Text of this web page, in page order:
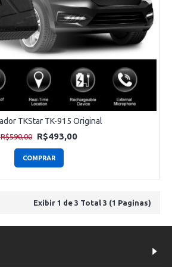
TKStar TK-915 Original
R$590,00 R$493,00
COMPRAR
Exibir 1 de 3 Total 3 (1 Paginas)